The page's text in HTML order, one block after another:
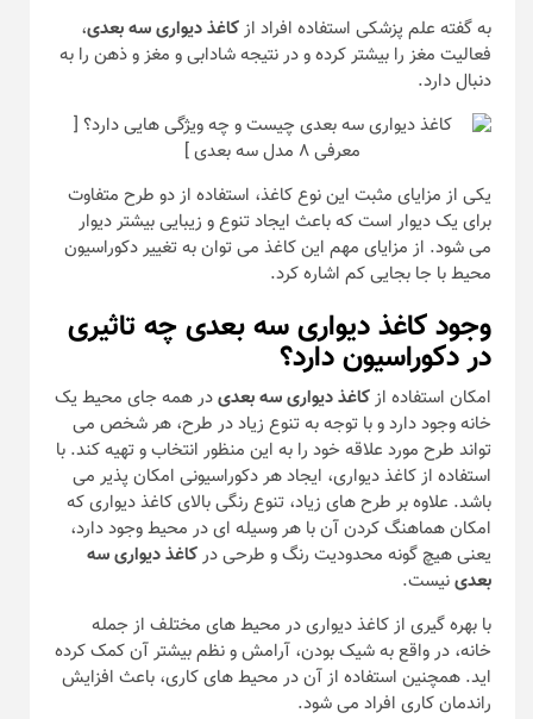
به گفته علم پزشکی استفاده افراد ازکاغذ دیواری سه بعدی،
فعالیت مغز را بیشتر کرده و در نتیجه شادابی و مغز و ذهن را به
دنبال دارد.
یکی از مزایای مثبت این نوع کاغذ، استفاده از دو طرح متفاوت
برای یک دیوار است که باعث ایجاد تنوع و زیبایی بیشتر دیوار
می شود. از مزایای مهم این کاغذ می توان به تغییر دکوراسیون
محیط با جا بجایی کم اشاره کرد.
وجود کاغذ دیواری سه بعدی چه تاثیری
در دکوراسیون دارد؟
امکان استفاده ازکاغذ دیواری سه بعدیدر همه جای محیط یک
خانه وجود دارد و با توجه به تنوع زیاد در طرح، هر شخص می
تواند طرح مورد علاقه خود را به این منظور انتخاب و تهیه کند. با
استفاده از کاغذ دیواری، ایجاد هر دکوراسیونی امکان پذیر می
باشد. علاوه بر طرح های زیاد، تنوع رنگی بالای کاغذ دیواری که
امکان هماهنگ کردن آن با هر وسیله ای در محیط وجود دارد،
یعنی هیچ گونه محدودیت رنگ و طرحی درکاغذ دیواری سه
بعدینیست.
با بهره گیری از کاغذ دیواری در محیط های مختلف از جمله
خانه، در واقع به شیک بودن، آرامش و نظم بیشتر آن کمک کرده
اید. همچنین استفاده از آن در محیط های کاری، باعث افزایش
راندمان کاری افراد می شود.